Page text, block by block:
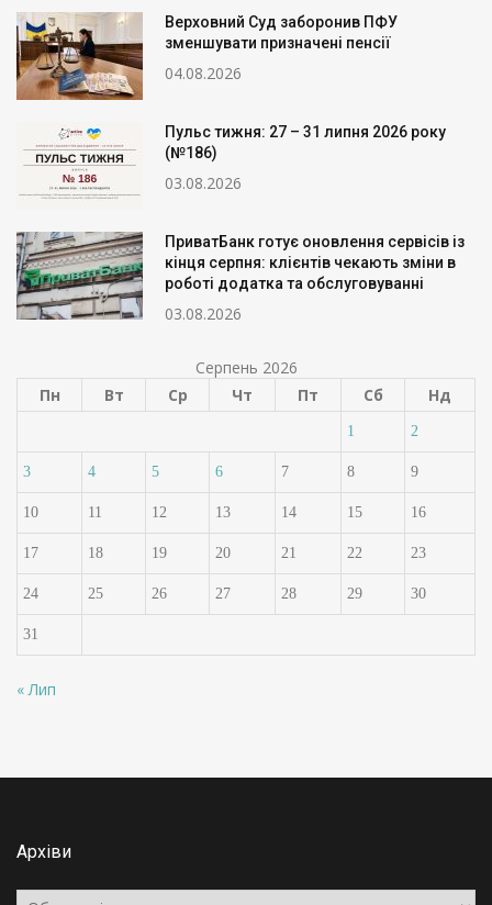
Верховний Суд заборонив ПФУ
зменшувати призначені пенсії
04.08.2026
Пульс тижня: 27 – 31 липня 2026 року
(№186)
03.08.2026
ПриватБанк готує оновлення сервісів із
кінця серпня: клієнтів чекають зміни в
роботі додатка та обслуговуванні
03.08.2026
Серпень 2026
Пн
Вт Ср Чт Пт Сб Нд
1 2
3 4 5 6 7 8 9
10 11 12 13 14 15 16
17 18 19 20 21 22 23
24 25 26 27 28 29 30
31
« Лип
Архіви
Архіви